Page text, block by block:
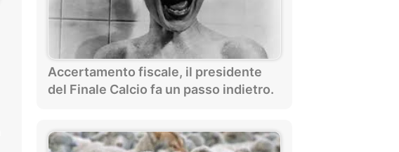
Accertamento fiscale, il presidente
del Finale Calcio fa un passo indietro.